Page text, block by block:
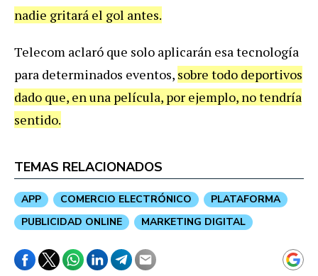
nadie gritará el gol antes.
Telecom aclaró que solo aplicarán esa tecnología
para determinados eventos, sobre todo deportivos
dado que, en una película, por ejemplo, no tendría
sentido.
TEMAS RELACIONADOS
APP COMERCIO ELECTRÓNICO
PLATAFORMA
PUBLICIDAD ONLINE
MARKETING DIGITAL